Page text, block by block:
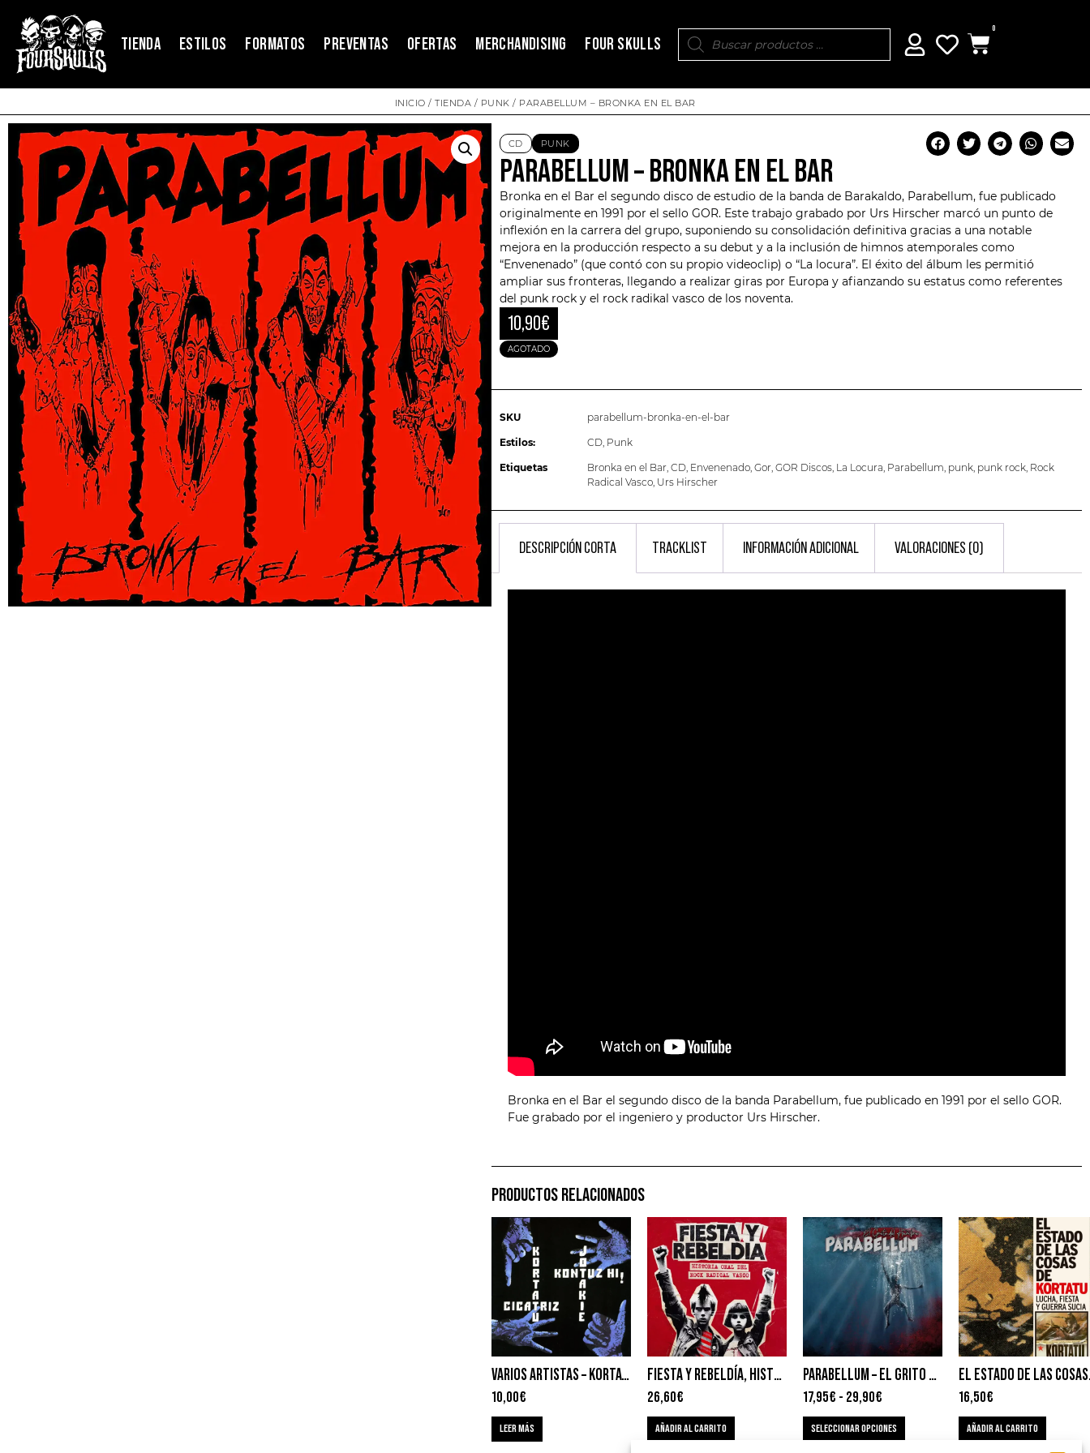
TIENDA ESTILOS FORMATOS PREVENTAS OFERTAS MERCHANDISING FOUR SKULLS
0
INICIO / TIENDA / PUNK / PARABELLUM – BRONKA EN EL BAR
CD PUNK
PARABELLUM – BRONKA EN EL BAR
Bronka en el Bar el segundo disco de estudio de la banda de Barakaldo, Parabellum, fue publicado
originalmente en 1991 por el sello GOR. Este trabajo grabado por Urs Hirscher marcó un punto de
inflexión en la carrera del grupo, suponiendo su consolidación definitiva gracias a una notable
mejora en la producción respecto a su debut y a la inclusión de himnos atemporales como
“Envenenado” (que contó con su propio videoclip) o “La locura”. El éxito del álbum les permitió
ampliar sus fronteras, llegando a realizar giras por Europa y afianzando su estatus como referentes
del punk rock y el rock radikal vasco de los noventa.
10,90€
AGOTADO
SKU parabellum-bronka-en-el-bar
Estilos: CD, Punk
Etiquetas Bronka en el Bar, CD, Envenenado, Gor, GOR Discos, La Locura Parabellum punk, punk rock, Rock
Radical Vasco, Urs Hirscher
DESCRIPCIÓN CORTA TRACKLIST INFORMACIÓN ADICIONAL VALORACIONES (0)
Bronka en el Bar el segundo disco de la banda Parabellum, fue publicado en 1991 por el sello GOR.
Fue grabado por el ingeniero y productor Urs Hirscher.
PRODUCTOS RELACIONADOS
VARIOS ARTISTAS – KORTATU, CICATRIZ, JOTAKIE, KONTUZ HI!
10,00€
LEER MÁS
FIESTA Y REBELDÍA, HISTORIA ORAL DEL ROCK RADICAL VASCO – JAVIER JERRY CORRAL
26,60€
AÑADIR AL CARRITO
PARABELLUM – EL GRITO DEL HAMBRE
17,95€ - 29,90€
SELECCIONAR OPCIONES
EL ESTADO
16,50€
AÑADIR AL CARRITO